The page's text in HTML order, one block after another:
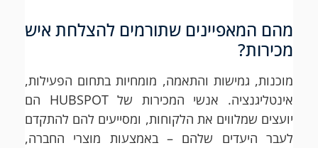
מהם המאפיינים שתורמים להצלחת איש
מכירות?
מוכנות, גמישות והתאמה, מומחיות בתחום הפעילות,
אינטליגנציה. אנשי המכירות של HUBSPOT הם
יועצים שמלווים את הלקוחות, ומסייעים להם להתקדם
לעבר היעדים שלהם – באמצעות מוצרי החברה,